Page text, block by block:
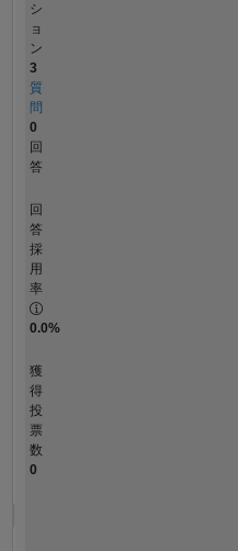
シ
ョ
ン
3
質
問
0
回
答
回
答
採
用
率
0.0%
獲
得
投
票
数
0